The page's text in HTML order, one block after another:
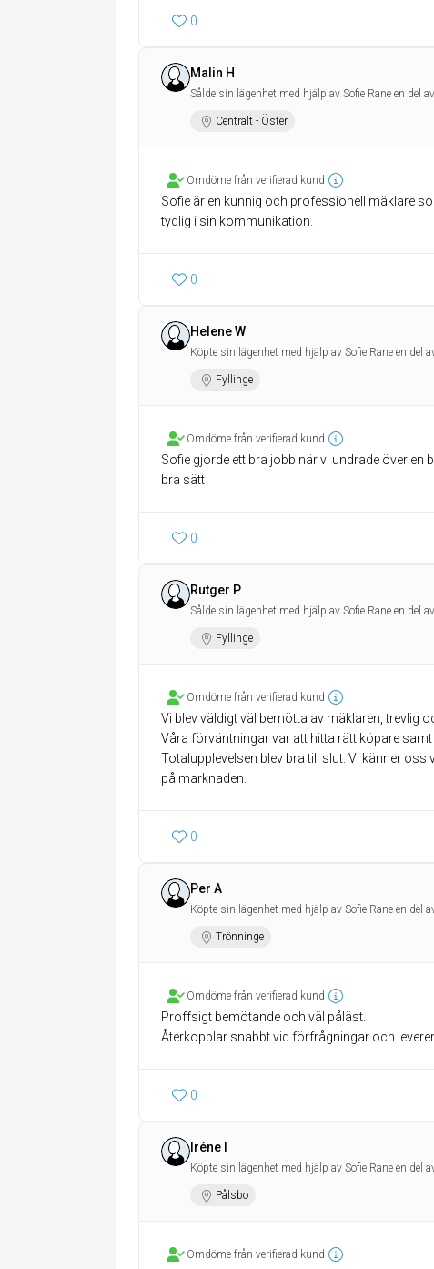
0
Malin H
Sålde sin lägenhet med hjälp av Sofie Rane en del av
Centralt - Öster
Omdöme från verifierad kund
Sofie är en kunnig och professionell mäklare
tydlig i sin kommunikation.
0
Helene W
Köpte sin lägenhet med hjälp av Sofie Rane en del
Fyllinge
Omdöme från verifierad kund
Sofie gjorde ett bra jobb när vi undrade över en
bra sätt
0
Rutger P
Sålde sin lägenhet med hjälp av Sofie Rane en del av
Fyllinge
Omdöme från verifierad kund
Vi blev väldigt väl bemötta av mäklaren, trevlig
Våra förväntningar var att hitta rätt köpare
Totalupplevelsen blev bra till slut. Vi känner
på marknaden.
0
Per A
Köpte sin lägenhet med hjälp av Sofie Rane en del
Trönninge
Omdöme från verifierad kund
Proffsigt bemötande och väl påläst.
Återkopplar snabbt vid förfrågningar och
0
Iréne I
Köpte sin lägenhet med hjälp av Sofie Rane en del
Pålsbo
Omdöme från verifierad kund